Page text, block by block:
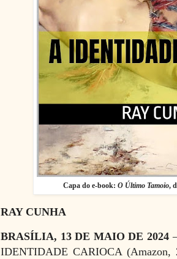
Capa do e-book:O Último Tamoio,
RAY CUNHA
BRASÍLIA, 13 DE MAIO DE 2024
IDENTIDADE CARIOCA (Amazon,